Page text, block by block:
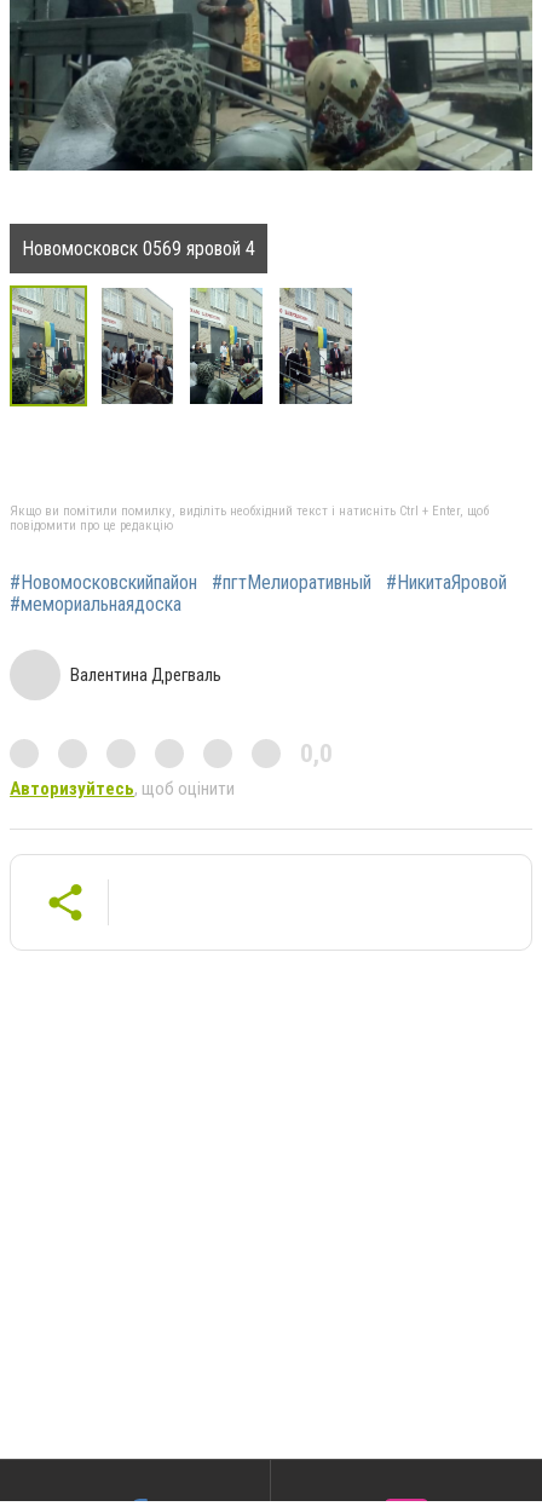
Новомосковск 0569 яровой 4
Якщо ви помітили помилку, виділіть необхідний текст і натисніть Ctrl + Enter, щоб
повідомити про це редакцію
#Новомосковскийпайон #пгтМелиоративный
#НикитаЯровой
#мемориальнаядоска
Валентина Дрегваль
0,0
Авторизуйтесь, щоб оцінити